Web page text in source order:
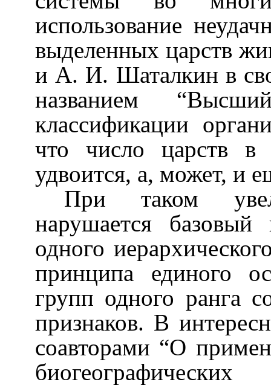
использование
выделенных царств
и А. И. Шаталкин в
названием
классификации
что число царств в
удвоится, а, может, и
При таком
нарушается
одного
принципа единого
групп одного ранга
признаков. В
соавторами “О